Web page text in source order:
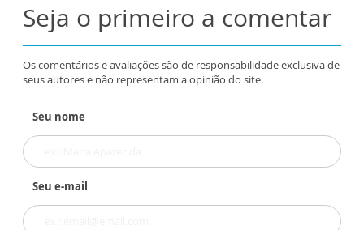
Seja o primeiro a comentar
Os comentários e avaliações são de responsabilidade exclusiva de
seus autores e não representam a opinião do site.
Seu nome
Seu e-mail